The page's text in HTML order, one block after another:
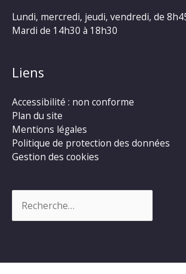
Lundi, mercredi, jeudi, vendredi, de
Mardi de 14h30 à 18h30
Liens
Accessibilité : non conforme
Plan du site
Mentions légales
Politique de protection des données
Gestion des cookies